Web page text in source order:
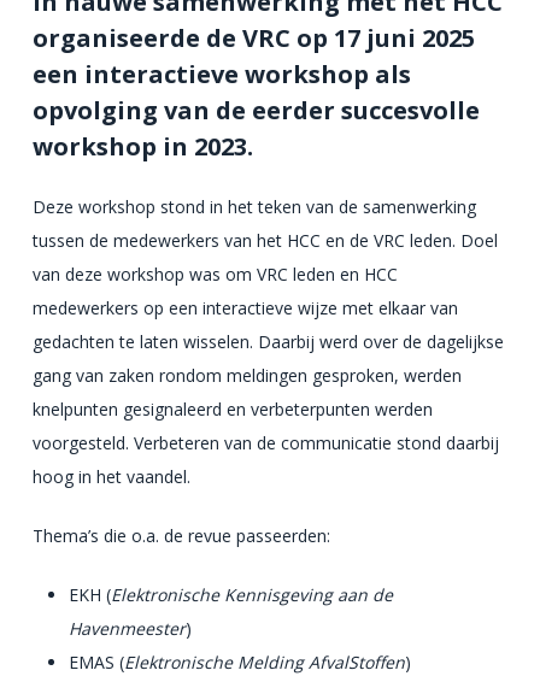
organiseerde de VRC op 17 juni 2025
een interactieve workshop als
opvolging van de eerder succesvolle
workshop in 2023.
Deze workshop stond in het teken van de samenwerking
tussen de medewerkers van het HCC en de VRC leden. Doel
van deze workshop was om VRC leden en HCC
medewerkers op een interactieve wijze met elkaar van
gedachten te laten wisselen. Daarbij werd over de dagelijkse
gang van zaken rondom meldingen gesproken, werden
knelpunten gesignaleerd en verbeterpunten werden
voorgesteld. Verbeteren van de communicatie stond daarbij
hoog in het vaandel.
Thema’s die o.a. de revue passeerden:
EKH (Elektronische Kennisgeving aan de
Havenmeester)
EMAS (Elektronische Melding AfvalStoffen)